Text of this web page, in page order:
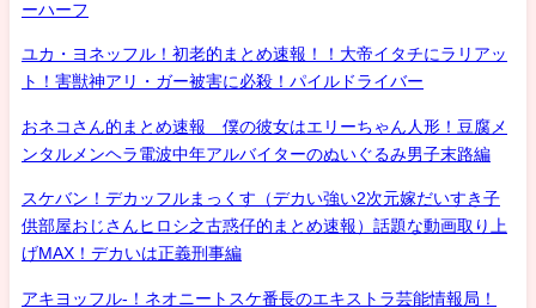
ーハーフ
ユカ・ヨネッフル！初老的まとめ速報！！大帝イタチにラリアッ
ト！害獣神アリ・ガー被害に必殺！パイルドライバー
おネコさん的まとめ速報 僕の彼女はエリーちゃん人形！豆腐メ
ンタルメンヘラ電波中年アルバイターのぬいぐるみ男子末路編
スケバン！デカッフルまっくす（デカい強い2次元嫁だいすき子
供部屋おじさんヒロシ之古惑仔的まとめ速報）話題な動画取り上
げMAX！デカいは正義刑事編
アキヨッフル-！ネオニートスケ番長のエキストラ芸能情報局！